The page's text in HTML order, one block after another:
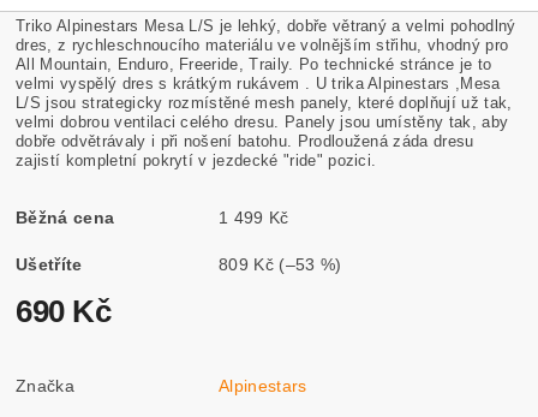
Triko Alpinestars Mesa L/S je lehký, dobře větraný a velmi pohodlný
dres, z rychleschnoucího materiálu ve volnějším střihu, vhodný pro
All Mountain, Enduro, Freeride, Traily. Po technické stránce je to
velmi vyspělý dres s krátkým rukávem . U trika Alpinestars ,Mesa
L/S jsou strategicky rozmístěné mesh panely, které doplňují už tak,
velmi dobrou ventilaci celého dresu. Panely jsou umístěny tak, aby
dobře odvětrávaly i při nošení batohu. Prodloužená záda dresu
zajistí kompletní pokrytí v jezdecké "ride" pozici.
Běžná cena 1 499 Kč
Ušetříte 809 Kč (–53 %)
690 Kč
Značka Alpinestars